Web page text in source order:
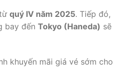
quý IV năm 2025. Tiếp đó,
bay đến Tokyo (Haneda) sẽ
khuyến mãi giá vé sớm cho